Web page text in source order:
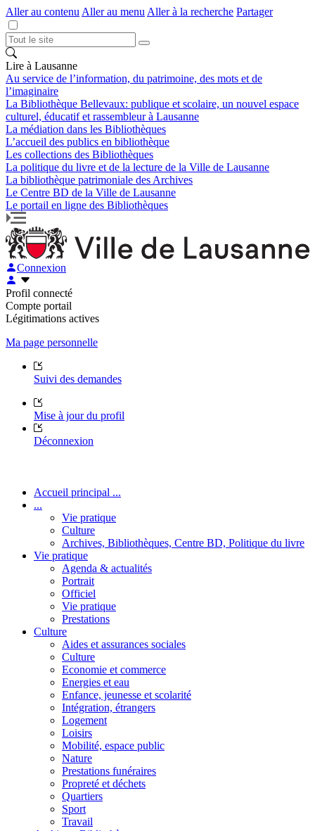
Aller au contenu Aller au menu Aller à la recherche Partager
Lire à Lausanne
Au service de l’information, du patrimoine, des mots et de
l’imaginaire
La Bibliothèque Bellevaux: publique et scolaire, un nouvel espace
culturel, éducatif et rassembleur à Lausanne
La médiation dans les Bibliothèques
L’accueil des publics en bibliothèque
Les collections des Bibliothèques
La politique du livre et de la lecture de la Ville de Lausanne
La bibliothèque patrimoniale des Archives
Le Centre BD de la Ville de Lausanne
Le portail en ligne des Bibliothèques
Connexion
Profil connecté
Compte portail
Légitimations actives
Ma page personnelle
Suivi des demandes
Mise à jour du profil
Déconnexion
Accueil principal ...
...
Vie pratique
Culture
Archives, Bibliothèques, Centre BD, Politique du livre
Vie pratique
Agenda & actualités
Portrait
Officiel
Vie pratique
Prestations
Culture
Aides et assurances sociales
Culture
Economie et commerce
Energies et eau
Enfance, jeunesse et scolarité
Intégration, étrangers
Logement
Loisirs
Mobilité, espace public
Nature
Prestations funéraires
Propreté et déchets
Quartiers
Sport
Travail